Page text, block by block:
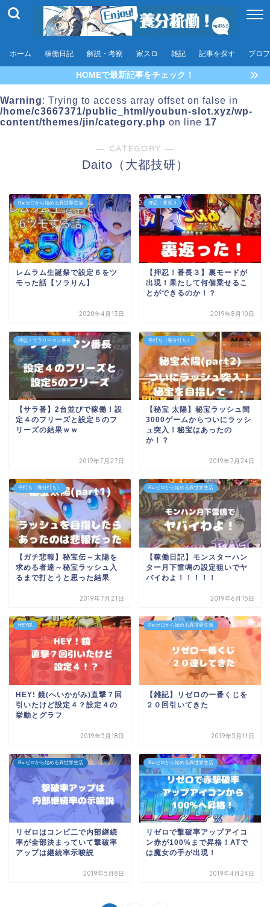
ホーム 稼働日記 解説・考察 家スロ 雑記 記事を探す プロ
HOMEで最新記事をチェック！
Warning: Trying to access array offset on false in
/home/c3667371/public_html/youbun-slot.xyz/wp-
content/themes/jin/category.php on line 17
― CATEGORY ―
Daito（大都技研）
Re:ゼロから始める異世界生活
レムラム生誕祭で設定６をツ
モった話【ソラりん】
2020年4月13日
押忍！番長３
【押忍！番長３】裏モードが
出現！果たして何個乗せるこ
とができるのか！？
2019年8月10日
押忍！サラリーマン番長
【サラ番】2台並びで稼働！設
定４のフリーズと設定５のフ
リーズの結果ｗｗ
2019年7月27日
平打ち（養分打ち）
【秘宝 太陽】秘宝ラッシュ間
3000ゲームからついにラッシ
ュ突入！秘宝はあったの
か！？
2019年7月24日
平打ち（養分打ち）
【ガチ悲報】秘宝伝～太陽を
求める者達～秘宝ラッシュ入
るまで打とうと思った結果
2019年7月21日
Re:ゼロから始める異世界生活
【稼働日記】モンスターハン
ター月下雷鳴の設定狙いでヤ
バイわよ！！！！！
2019年6月15日
HEY鏡
HEY! 鏡(へいかがみ)直撃７回
引いたけど設定４？設定４の
挙動とグラフ
2019年5月18日
Re:ゼロから始める異世界生活
【雑記】リゼロの一番くじを
２０回引いてきた
2019年5月11日
Re:ゼロから始める異世界生活
リゼロはコンビ二で内部継続
率が全部決まっていて撃破率
アップは継続率示唆説
2019年5月8日
Re:ゼロから始める異世界生活
リゼロで撃破率アップアイコ
ン赤が100%まで昇格！ATで
は魔女の手が出現！
2019年4月24日